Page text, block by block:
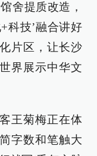
舍提质改造，
科技’融合讲好
片区，让长沙
界展示中华文
王菊梅正在体
字数和笔触大